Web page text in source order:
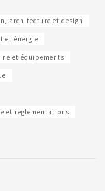
architecture et design
et énergie
et équipements
et règlementations